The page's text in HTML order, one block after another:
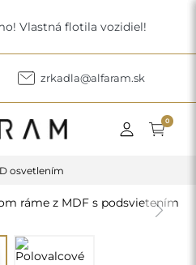
Vlastná flotila vozidiel!
zrkadla@alfaram.sk
0
osvetlením
Next